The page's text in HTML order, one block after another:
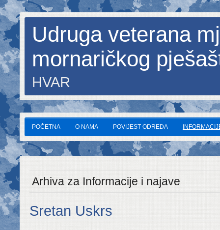
Udruga veterana
mornaričkog
HVAR
POČETNA O NAMA POVIJEST ODREDA
Arhiva za Informacije i najave
Sretan Uskrs